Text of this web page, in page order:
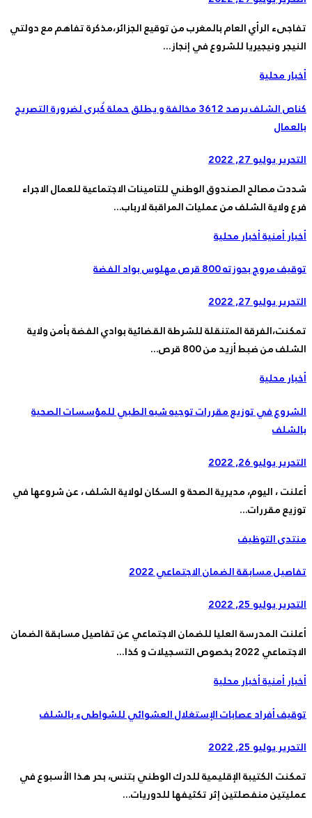
تفاجىء الرأي العام بالمغرب من توقيع الجزائر،مذكرة تفاهم مع دولتي
النيجر ونيجيريا للشروع في إنجاز...
أخبار محلية
كناص الشلف يرصد 3612 مخالفة و يطلق حملة كُبرى لضرورة التصريح
بالعمال
التحريريوليو 27, 2022
شددت مصالح الصندوق الوطني للتامينات الاجتماعية للعمال الاجراء
فرع ولاية الشلف من عمليات المراقبة لارباب...
أخبار أمنيةأخبار محلية
توقيف مروج بحوزته 800 قرص مهلوس بواد الفضة
التحريريوليو 27, 2022
تمكنت،الفرقة المتنقلة للشرطة القضائية بوادي الفضة بأمن ولاية
الشلف من ضبط أزيد من 800 قرص...
أخبار محلية
الشروع في توزيع مقررات توجيه شبه الطبي للمؤسسات الصحية
بالشلف
التحريريوليو 26, 2022
أعلنت ، اليوم، مديرية الصحة و السكان لولاية الشلف ، عن شروعها في
توزيع مقررات...
منتدى التوظيف
تفاصيل مسابقة الضمان الاجتماعي 2022
التحريريوليو 25, 2022
أعلنت المدرسة العليا للضمان الاجتماعي عن تفاصيل مسابقة الضمان
الاجتماعي 2022 بخصوص التسجيلات و كذا...
أخبار أمنيةأخبار محلية
توقيف أفراد عصابات الإستغلال العشوائي للشواطىء بالشلف
التحريريوليو 25, 2022
تمكنت الكتيبة الإقليمية للدرك الوطني بتنس، بحر هذا الأسبوع في
عمليتين منفصلتين إثر تكثيفها للدوريات...